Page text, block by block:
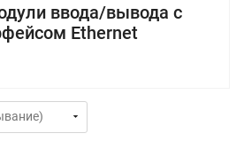
ввода/вывода с
Ethernet